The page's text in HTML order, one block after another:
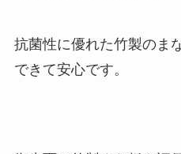
抗菌性に優れた竹製のま
できて安心です。